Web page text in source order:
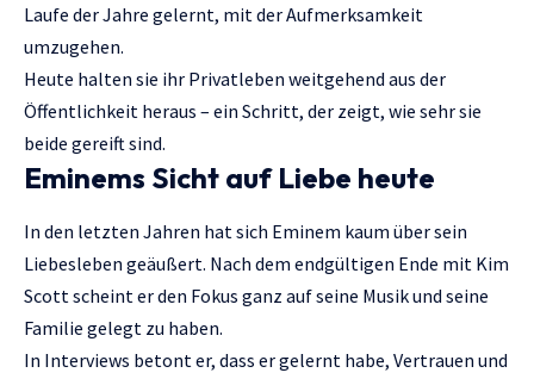
Laufe der Jahre gelernt, mit der Aufmerksamkeit
umzugehen.
Heute halten sie ihr Privatleben weitgehend aus der
Öffentlichkeit heraus – ein Schritt, der zeigt, wie sehr sie
beide gereift sind.
Eminems Sicht auf Liebe heute
In den letzten Jahren hat sich Eminem kaum über sein
Liebesleben geäußert. Nach dem endgültigen Ende mit Kim
Scott scheint er den Fokus ganz auf seine Musik und seine
Familie gelegt zu haben.
In Interviews betont er, dass er gelernt habe, Vertrauen und